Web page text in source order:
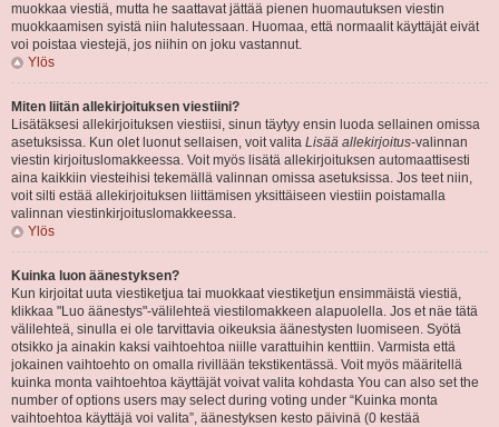
muokkaa viestiä, mutta he saattavat jättää pienen huomautuksen viestin
muokkaamisen syistä niin halutessaan. Huomaa, että normaalit käyttäjät eivät
voi poistaa viestejä, jos niihin on joku vastannut.
Ylös
Miten liitän allekirjoituksen viestiini?
Lisätäksesi allekirjoituksen viestiisi, sinun täytyy ensin luoda sellainen omissa
asetuksissa. Kun olet luonut sellaisen, voit valita Lisää allekirjoitus-valinnan
viestin kirjoituslomakkeessa. Voit myös lisätä allekirjoituksen automaattisesti
aina kaikkiin viesteihisi tekemällä valinnan omissa asetuksissa. Jos teet niin,
voit silti estää allekirjoituksen liittämisen yksittäiseen viestiin poistamalla
valinnan viestinkirjoituslomakkeessa.
Ylös
Kuinka luon äänestyksen?
Kun kirjoitat uuta viestiketjua tai muokkaat viestiketjun ensimmäistä viestiä,
klikkaa "Luo äänestys"-välilehteä viestilomakkeen alapuolella. Jos et näe tätä
välilehteä, sinulla ei ole tarvittavia oikeuksia äänestysten luomiseen. Syötä
otsikko ja ainakin kaksi vaihtoehtoa niille varattuihin kenttiin. Varmista että
jokainen vaihtoehto on omalla rivillään tekstikentässä. Voit myös määritellä
kuinka monta vaihtoehtoa käyttäjät voivat valita kohdasta You can also set the
number of options users may select during voting under “Kuinka monta
vaihtoehtoa käyttäjä voi valita”, äänestyksen kesto päivinä (0 kestää